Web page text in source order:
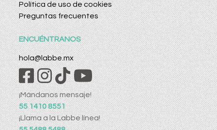
Política de uso de cookies
Preguntas frecuentes
ENCUÉNTRANOS
hola@labbe.mx
¡Mándanos mensaje!
55 1410 8551
¡Llama a la Labbe línea!